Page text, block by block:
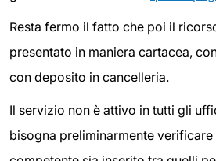
Resta fermo il fatto che poi il
presentato in maniera cartacea,
con deposito in cancelleria.
Il servizio non è attivo in tutti gli
bisogna preliminarmente verificare